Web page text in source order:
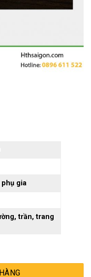
phụ gia
trần, trang